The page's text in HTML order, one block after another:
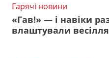
Гарячі новини
«Гав!» — і навіки
влаштували